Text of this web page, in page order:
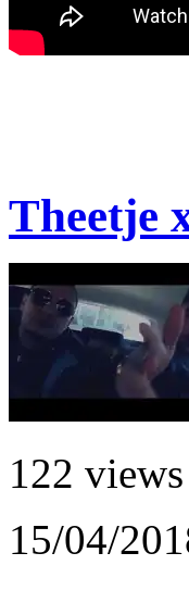
Theetje
122 views
15/04/